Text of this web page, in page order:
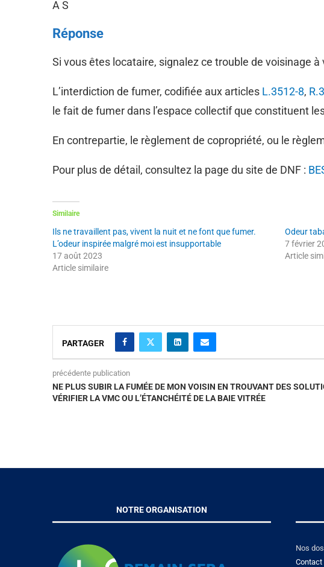
A S
Réponse
Si vous êtes locataire, signalez ce trouble de voisinage
L’interdiction de fumer, codifiée aux articles L.3512-8,
le fait de fumer dans l’espace collectif que constituent
En contrepartie, le règlement de copropriété, ou le
Pour plus de détail, consultez la page du site de DNF :
Similaire
Ils ne travaillent pas, vivent la nuit et ne font que fumer.
L’odeur inspirée malgré moi est insupportable
17 août 2023
Article similaire
Odeur
7 février
Article
PARTAGER
précédente publication
NE PLUS SUBIR LA FUMÉE DE MON VOISIN EN TROUVANT DES
VÉRIFIER LA VMC OU L’ÉTANCHÉITÉ DE LA BAIE VITRÉE
NOTRE ORGANISATION
Nos
Contact